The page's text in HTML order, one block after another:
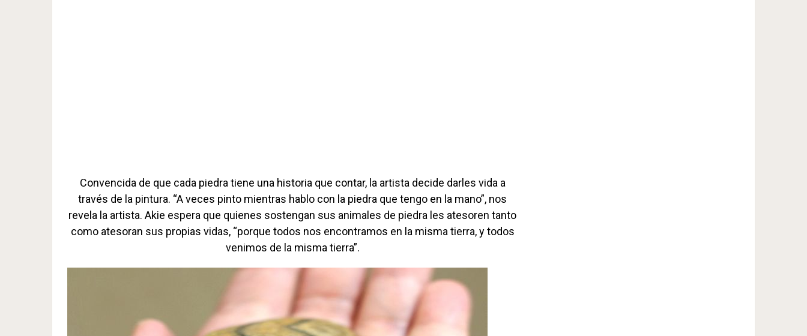
Convencida de que cada piedra tiene una historia que contar, la artista decide darles vida a
través de la pintura. “A veces pinto mientras hablo con la piedra que tengo en la mano”, nos
revela la artista. Akie espera que quienes sostengan sus animales de piedra les atesoren tanto
como atesoran sus propias vidas, “porque todos nos encontramos en la misma tierra, y todos
venimos de la misma tierra”.